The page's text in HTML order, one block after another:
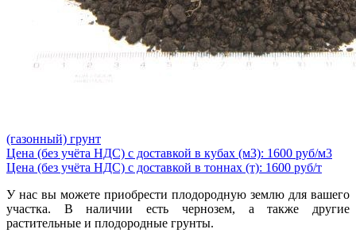
(газонный) грунт
Цена (без учёта НДС) с доставкой в кубах (м3): 1600 руб/м3
Цена (без учёта НДС) с доставкой в тоннах (т): 1600 руб/т
У нас вы можете приобрести плодородную землю для вашего
участка. В наличии есть чернозем, а также другие
растительные и плодородные грунты.